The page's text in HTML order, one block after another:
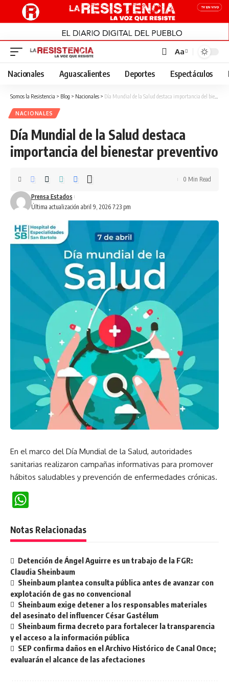
Font
Resizer
Aa
Nacionales Aguascalientes Deportes Espectáculos
Somos la Resistencia > Blog > Nacionales > Día Mundial de la Salud destaca importancia del bienestar preventivo
NACIONALES
Día Mundial de la Salud destaca
importancia del bienestar preventivo
Última actualización abril 9, 2026 7:23 pm
Prensa Estados
0 Min Read
En el marco del Día Mundial de la Salud, autoridades
sanitarias realizaron campañas informativas para promover
hábitos saludables y prevención de enfermedades crónicas.
Notas Relacionadas
Detención de Ángel Aguirre es un trabajo de la FGR:
Claudia Sheinbaum
Sheinbaum plantea consulta pública antes de avanzar con
explotación de gas no convencional
Sheinbaum exige detener a los responsables materiales
del asesinato del influencer César Gastélum
Sheinbaum firma decreto para fortalecer la transparencia
y el acceso a la información pública
SEP confirma daños en el Archivo Histórico de Canal Once;
evaluarán el alcance de las afectaciones